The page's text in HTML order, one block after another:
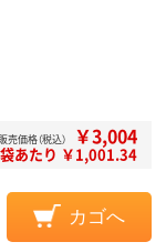
販売価格（税込） ￥3,004
あたり ￥1,001.34
カゴへ